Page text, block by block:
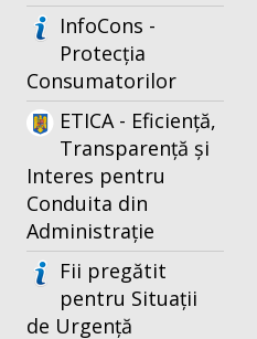
InfoCons -
Protecția
Consumatorilor
ETICA - Eficiență,
Transparență și
Interes pentru
Conduita din
Administrație
Fii pregătit
pentru Situații
de Urgență